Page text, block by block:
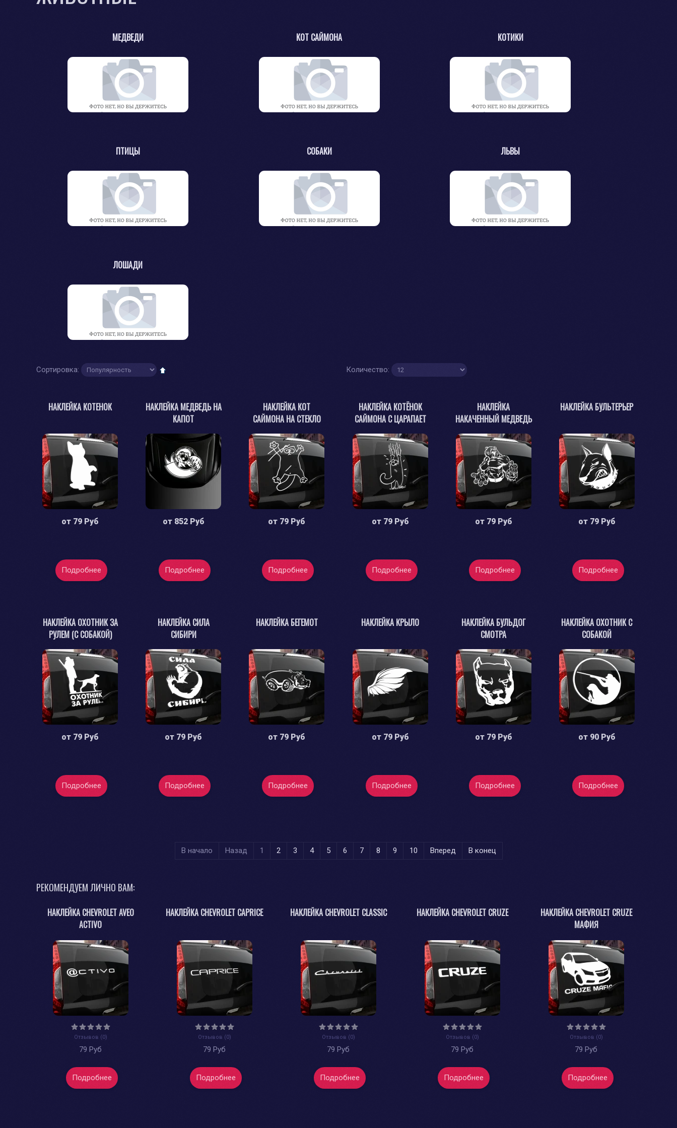
МЕДВЕДИ КОТ САЙМОНА КОТИКИ
ПТИЦЫ СОБАКИ ЛЬВЫ
ЛОШАДИ
Сортировка: Количество:
НАКЛЕЙКА КОТЕНОК
от 79 Руб
Подробнее
НАКЛЕЙКА МЕДВЕДЬ НА
КАПОТ
от 852 Руб
Подробнее
НАКЛЕЙКА КОТ
САЙМОНА НА СТЕКЛО
от 79 Руб
Подробнее
НАКЛЕЙКА КОТЁНОК
САЙМОНА С ЦАРАПАЕТ
от 79 Руб
Подробнее
НАКЛЕЙКА
НАКАЧЕННЫЙ МЕДВЕДЬ
от 79 Руб
Подробнее
НАКЛЕЙКА БУЛЬТЕРЬЕР
от 79 Руб
Подробнее
НАКЛЕЙКА ОХОТНИК ЗА
РУЛЕМ (С СОБАКОЙ)
от 79 Руб
Подробнее
НАКЛЕЙКА СИЛА
СИБИРИ
от 79 Руб
Подробнее
НАКЛЕЙКА БЕГЕМОТ
от 79 Руб
Подробнее
НАКЛЕЙКА КРЫЛО
от 79 Руб
Подробнее
НАКЛЕЙКА БУЛЬДОГ
СМОТРА
от 79 Руб
Подробнее
НАКЛЕЙКА ОХОТНИК С
СОБАКОЙ
от 90 Руб
Подробнее
В начало Назад 1 2 3 4 5 6 7 8 9 10 Вперед В конец
РЕКОМЕНДУЕМ ЛИЧНО ВАМ:
НАКЛЕЙКА CHEVROLET AVEO
ACTIVO
Отзывов (0)
79 Руб
Подробнее
НАКЛЕЙКА CHEVROLET CAPRICE
Отзывов (0)
79 Руб
Подробнее
НАКЛЕЙКА CHEVROLET CLASSIC
Отзывов (0)
79 Руб
Подробнее
НАКЛЕЙКА CHEVROLET CRUZE
Отзывов (0)
79 Руб
Подробнее
НАКЛЕЙКА CHEVROLET CRUZE
МАФИЯ
Отзывов (0)
79 Руб
Подробнее